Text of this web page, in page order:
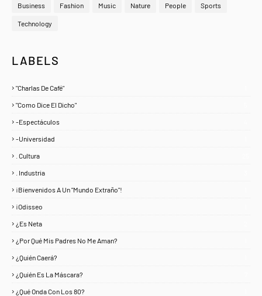
Business Fashion Music Nature People Sports
Technology
LABELS
"Charlas De Café"
"Como Dice El Dicho"
-Espectáculos
-Universidad
. Cultura
. Industria
¡Bienvenidos A Un "Mundo Extraño"!
¡Odisseo
¿Es Neta
¿Por Qué Mis Padres No Me Aman?
¿Quién Caerá?
¿Quién Es La Máscara?
¿Qué Onda Con Los 80?